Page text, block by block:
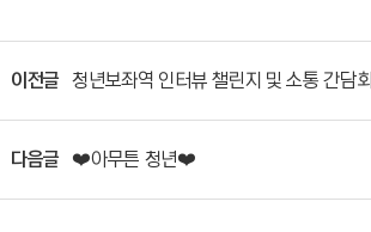
이전글 청년보좌역 인터뷰 챌린지 및 소통 간담회
다음글 ❤️아무튼 청년❤️